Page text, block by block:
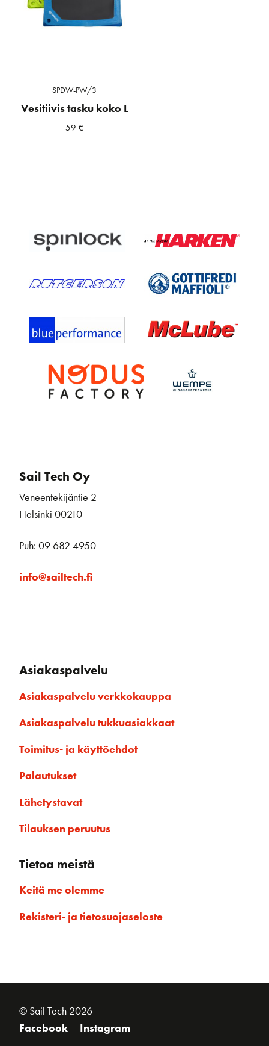
SPDW-PW/3
Vesitiivis tasku koko L
59 €
Sail Tech Oy
Veneentekijäntie 2
Helsinki 00210
Puh: 09 682 4950
info@sailtech.fi
Asiakaspalvelu
Asiakaspalvelu verkkokauppa
Asiakaspalvelu tukkuasiakkaat
Toimitus- ja käyttöehdot
Palautukset
Lähetystavat
Tilauksen peruutus
Tietoa meistä
Keitä me olemme
Rekisteri- ja tietosuojaseloste
© Sail Tech 2026
Facebook
Instagram